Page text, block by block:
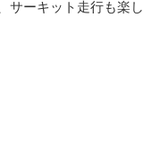
サーキット走行も楽し